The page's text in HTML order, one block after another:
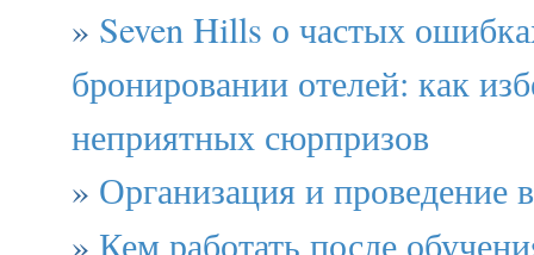
» Seven Hills о частых
бронировании отелей: как
неприятных сюрпризов
» Организация и проведение
» Кем работать после